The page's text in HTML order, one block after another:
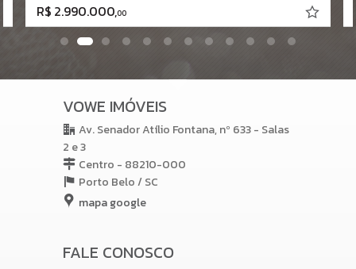
R$ 2.990.000,00
VOWE IMÓVEIS
Av. Senador Atílio Fontana, nº 633 - Salas
2 e 3
Centro - 88210-000
Porto Belo /SC
mapa google
FALE CONOSCO